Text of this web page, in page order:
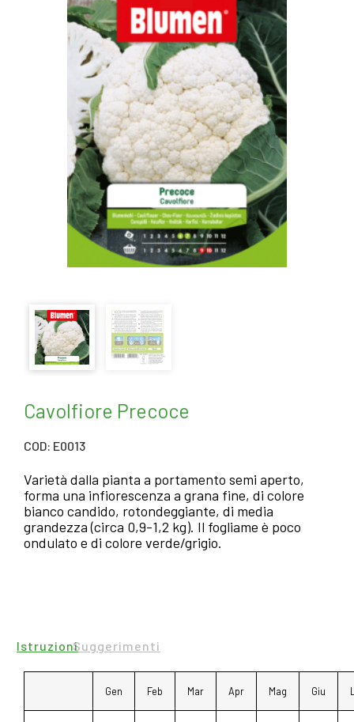
Cavolfiore Precoce
COD: E0013
Varietà dalla pianta a portamento semi aperto,
forma una infiorescenza a grana fine, di colore
bianco candido, rotondeggiante, di media
grandezza (circa 0,9-1,2 kg). Il fogliame è poco
ondulato e di colore verde/grigio.
IstruzioniSuggerimenti
Gen Feb Mar Apr Mag Giu